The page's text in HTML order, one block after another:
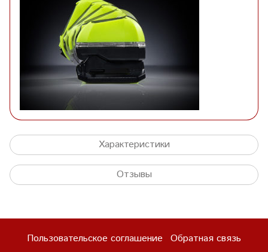
Характеристики
Отзывы
Пользовательское соглашение Обратная связь